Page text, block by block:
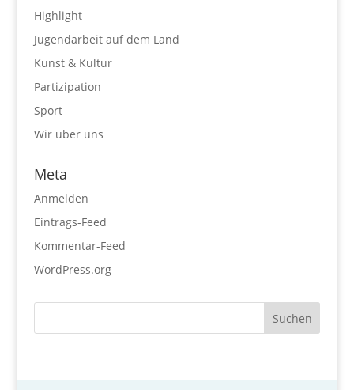
Highlight
Jugendarbeit auf dem Land
Kunst & Kultur
Partizipation
Sport
Wir über uns
Meta
Anmelden
Eintrags-Feed
Kommentar-Feed
WordPress.org